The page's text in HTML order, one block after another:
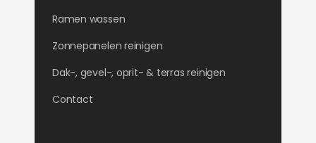
Ramen wassen
Zonnepanelen reinigen
Dak-, gevel-, oprit- & terras reinigen
Contact